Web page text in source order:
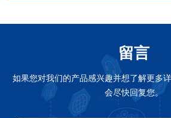
留言
如果您对我们的产品感兴趣并想了解更多
会尽快回复您。